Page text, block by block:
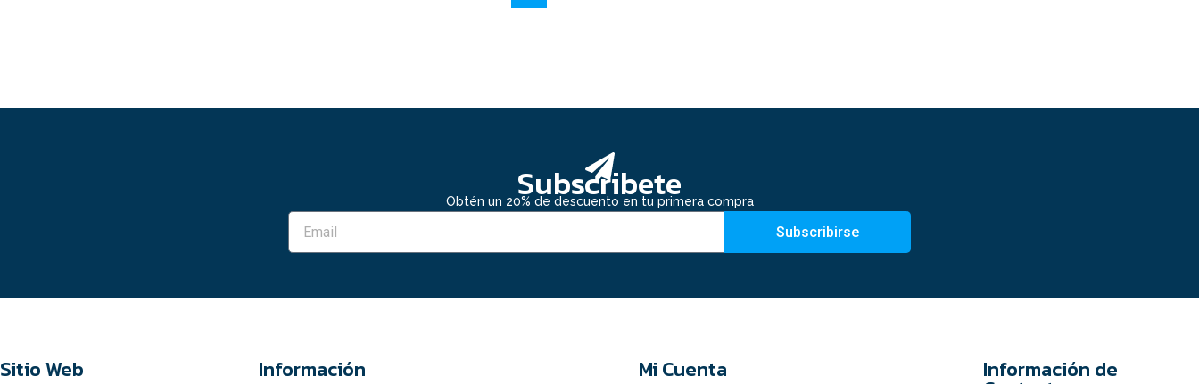
Subscribete
Obtén un 20% de descuento en tu primera compra
Subscribirse
Sitio Web Información Mi Cuenta Información de